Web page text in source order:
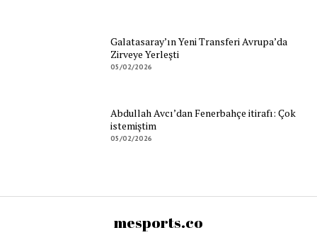
Galatasaray’ın Yeni Transferi Avrupa’da
Zirveye Yerleşti
05/02/2026
Abdullah Avcı’dan Fenerbahçe itirafı: Çok
istemiştim
05/02/2026
mesports.co